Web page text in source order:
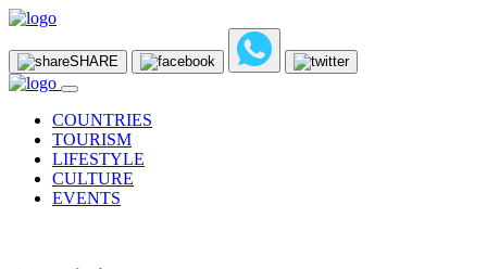
SHARE
COUNTRIES
TOURISM
LIFESTYLE
CULTURE
EVENTS